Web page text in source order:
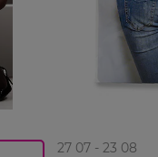
27 07 - 23 08